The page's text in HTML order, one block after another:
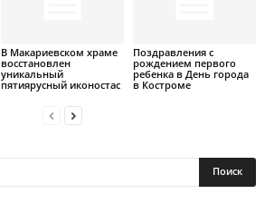
В Макариевском храме
восстановлен
уникальный
пятиярусный иконостас
Поздравления с
рождением первого
ребенка в День города
в Костроме